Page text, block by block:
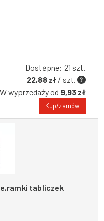
Dostępne: 21 szt.
22,88 zł / szt.
W wyprzedaży od 9,93 zł
Kup/zamów
tabliczek